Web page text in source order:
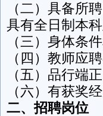
（二）具备所
具有全日制本
（三）身体条
（四）教师应
（五）品行端
（六）有获奖
二、招聘岗位